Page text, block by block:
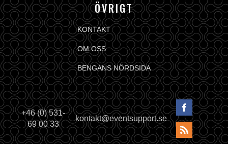
ÖVRIGT
KONTAKT
OM OSS
BENGANS NÖRDSIDA
+46 (0) 531-
69 00 33
kontakt@eventsupport.se